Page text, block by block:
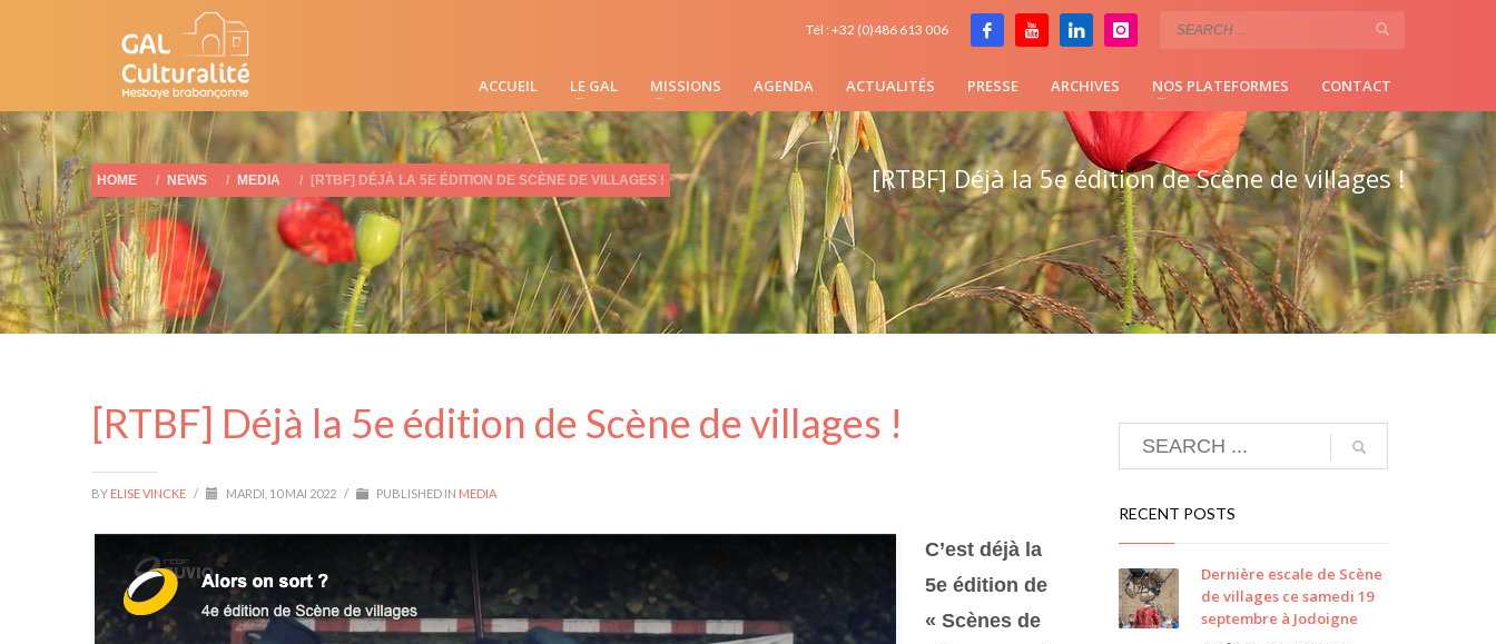
Tél : +32 (0)486 613 006
ACCUEIL LE GAL MISSIONS AGENDA ACTUALITÉS PRESSE ARCHIVES NOS PLATEFORMES CONTACT
HOME NEWS MEDIA [RTBF] DÉJÀ LA 5E ÉDITION DE SCÈNE DE VILLAGES ! [RTBF] Déjà la 5e édition de Scène de villages !
[RTBF] Déjà la 5e édition de Scène de villages !
BY ELISE VINCKE / MARDI, 10 MAI 2022 / PUBLISHED IN MEDIA
C’est déjà la
5e édition de
« Scènes de
RECENT POSTS
Dernière escale de Scène
de villages ce samedi 19
septembre à Jodoigne